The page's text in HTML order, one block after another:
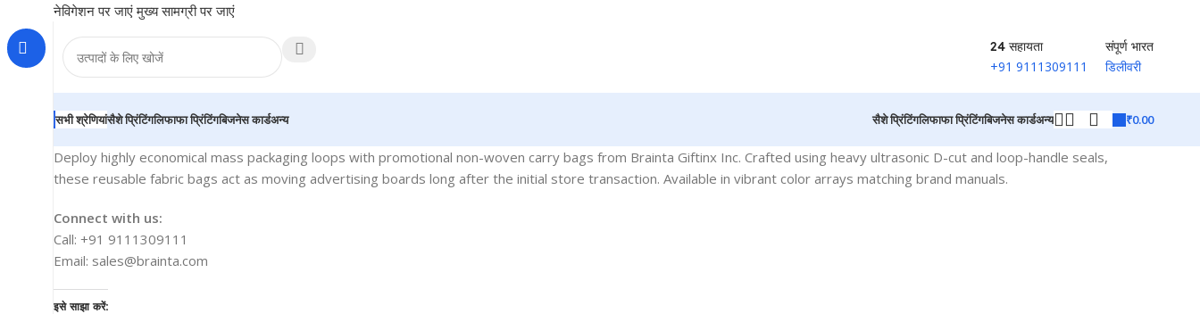
नेविगेशन पर जाएं मुख्य सामग्री पर जाएं
24 सहायता
+91 9111309111
संपूर्ण भारत
डिलीवरी
सभी श्रेणियांसैशे प्रिंटिंगलिफाफा प्रिंटिंगबिजनेस कार्डअन्य सैशे प्रिंटिंगलिफाफा प्रिंटिंगबिजनेस कार्डअन्य ₹0.00
Deploy highly economical mass packaging loops with promotional non-woven carry bags from Brainta Giftinx Inc. Crafted using heavy ultrasonic D-cut and loop-handle seals,
these reusable fabric bags act as moving advertising boards long after the initial store transaction. Available in vibrant color arrays matching brand manuals.
Connect with us:
Call: +91 9111309111
Email: sales@brainta.com
इसे साझा करें: